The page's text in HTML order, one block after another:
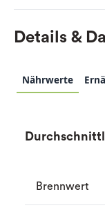
Details &
Nährwerte
Brennwert